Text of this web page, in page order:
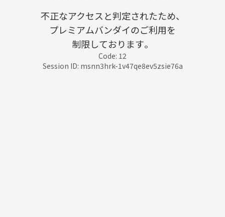
不正なアクセスと判定されたため、
プレミアムバンダイのご利用を
制限しております。
Code: 12
Session ID: msnn3hrk-1v47qe8ev5zsie76a